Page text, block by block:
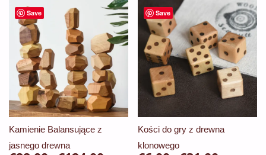
do
€35,00
wiele
wariantów.
Opcje
można
wybrać
Save
Kamienie Balansujące z
jasnego drewna
Save
Kości do gry z drewna
klonowego